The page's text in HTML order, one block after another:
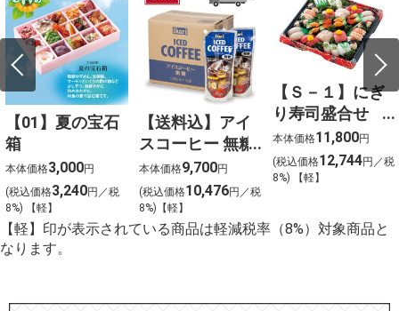
【01】夏の宝石
箱
本体価格3,000円
(税込価格3,240円／税
8%) 【軽】
【送料込】アイ
スコーヒー 無糖
〈ケース販売〉
本体価格9,700円
(税込価格10,476円／税
8%)【軽】
【Ｓ－１】にぎ
り寿司盛合せ
（上）〈４人
前〉
本体価格11,800円
(税込価格12,744円／税
8%) 【軽】
【軽】印が表示されている商品は軽減税率（8%）対象商品と
なります。